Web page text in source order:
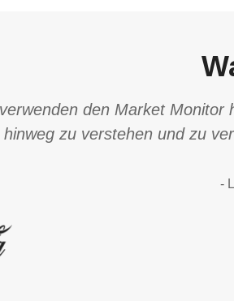
den Market
hinweg zu verstehen und zu
-